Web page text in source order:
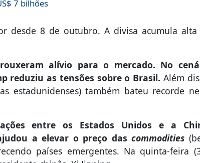
7 bilhões
desde 8 de outubro. A divisa acumula alta
alívio para o mercado. No
reduziu as tensões sobre o Brasil. Além
estadunidenses) também bateu recorde
entre os Estados Unidos e a
a elevar o preço dascommodities
países emergentes. Na quinta-feira